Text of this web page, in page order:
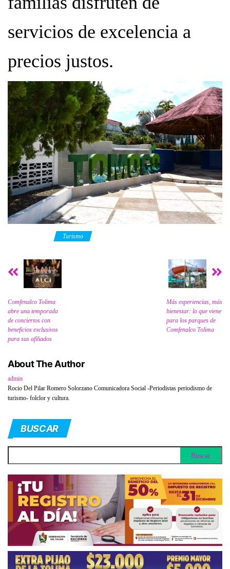
servicios de excelencia a
precios justos.
Turismo
Comfenalco Tolima
abre una temporada
de conciertos con
beneficios exclusivos
para sus afiliados
Más experiencias, más
bienestar: lo que viene
para los parques de
Comfenalco Tolima
About The Author
admin
Rocio Del Pilar Romero Solorzano Comunicadora Social -Periodistas periodismo de
turismo- folclor y cultura.
BUSCAR